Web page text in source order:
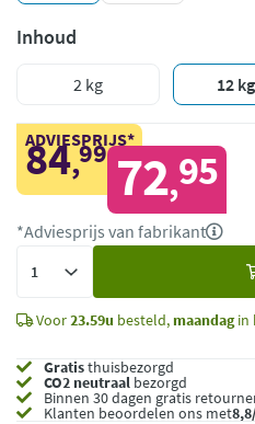
Inhoud
2 kg 12 kg
ADVIESPRIJS*
84,99 72,95
*Adviesprijs van fabrikant
Voor23.59u besteld, maandagin
Gratisthuisbezorgd
CO2 neutraal bezorgd
Binnen 30 dagen gratis
Klanten beoordelen ons met